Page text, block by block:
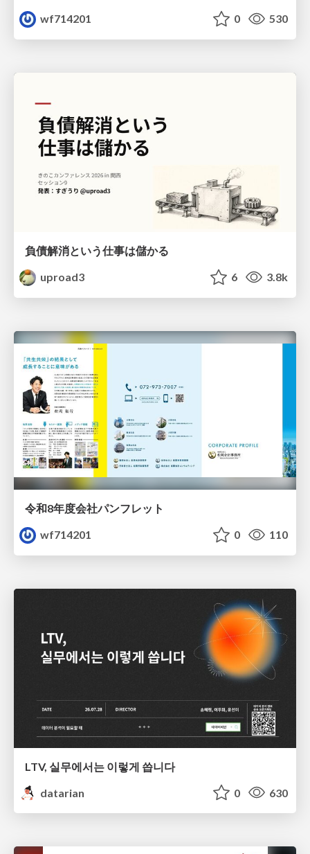
wf714201
0 530
負債解消という仕事は儲かる
uproad3
6 3.8k
令和8年度会社パンフレット
wf714201
0 110
LTV, 실무에서는 이렇게 씁니다
datarian
0 630